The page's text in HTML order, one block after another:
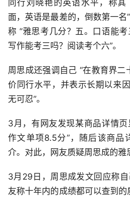
同行刘晓艳的英语水平，称其
面，英语是最差的，倒数第一名
称 “雅思考几分？五。口语能考
写作能考三吗？阅读考个六”。
周思成还强调自己 “在教育界二
价同行水平，并表示长期以来
无可忍”。
3月，有网友发现某商品详情页
作文单项8.5分”，随后该商品
介。对此，网友质疑周思成的雅
3月29日，周思成发文回应称
友称十年内的成绩都可以查到的